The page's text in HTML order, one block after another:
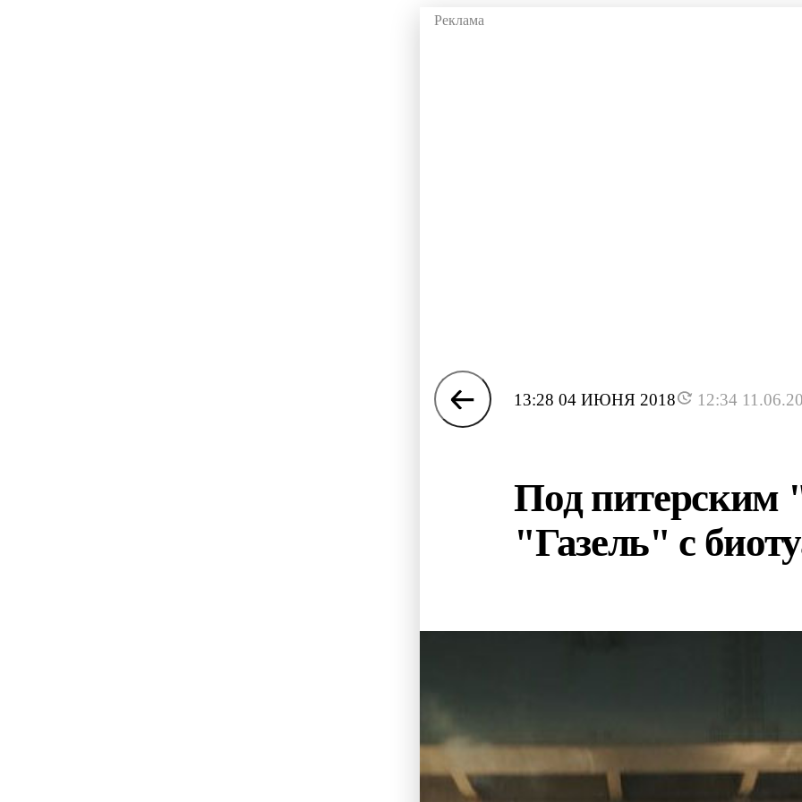
13:28 04 ИЮНЯ 2018 12:34
Под питерским
"Газель" с